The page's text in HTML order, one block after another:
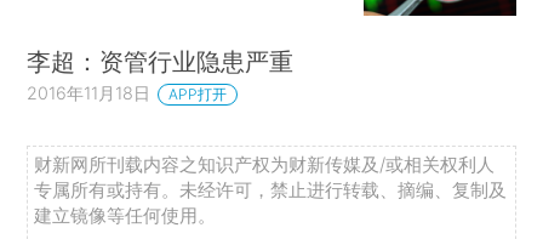
李超：资管行业隐患严重
2016年11月18日 APP打开
财新网所刊载内容之知识产权为财新传媒及/或相关权利人
专属所有或持有。未经许可，禁止进行转载、摘编、复制及
建立镜像等任何使用。